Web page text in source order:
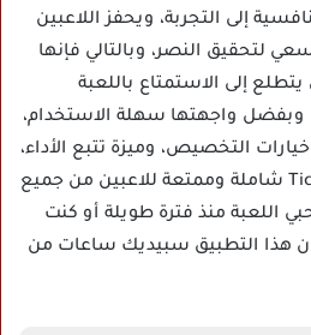
إلى التجربة، ويحفز اللاعبين
لتحقيق النصر، وبالتالي فإنها
إلى الاستمتاع باللعبة
وبفضل واجهتها سهلة الاستخدام،
التخصيص، وميزة تتبع الأداء،
فإنها تقدم تجربة Tic Tac Toe شاملة وممتعة للاعبين من جميع
اللعبة منذ فترة طويلة أو كنت
أن هذا التطبيق سبيديك ساعات من